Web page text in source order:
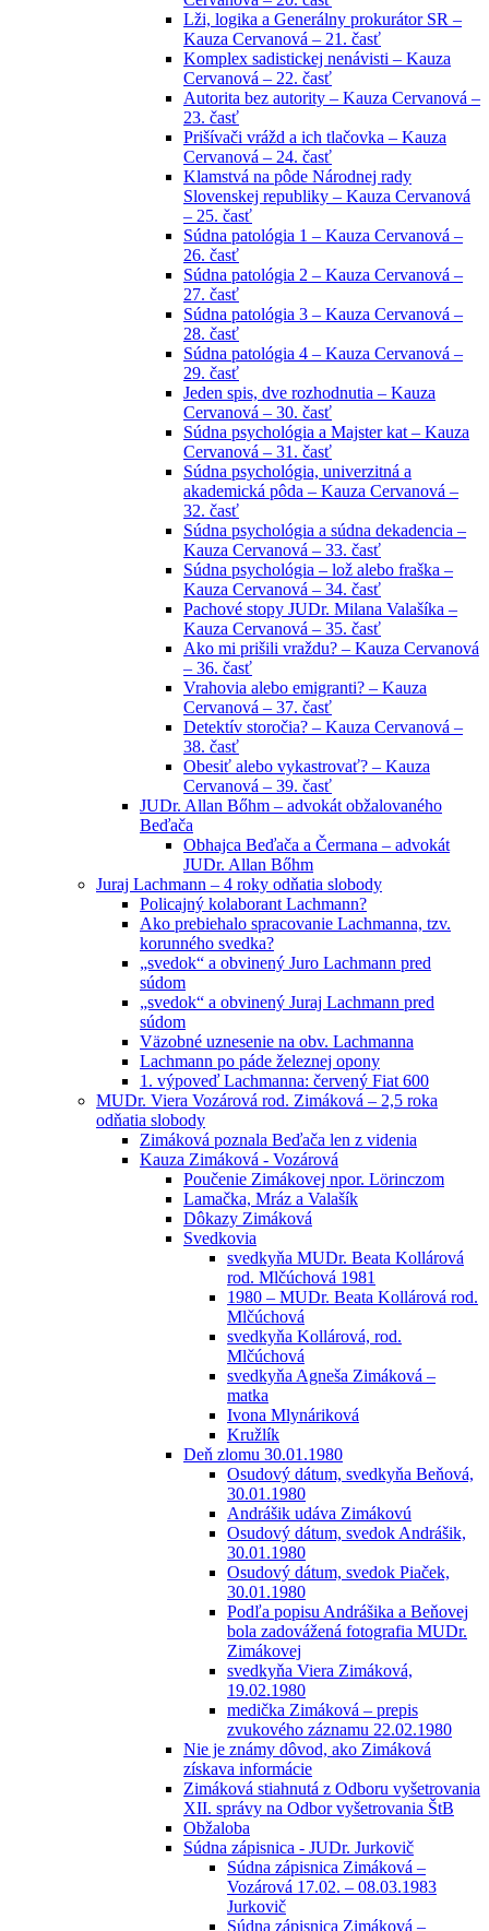
Lži, logika a Generálny prokurátor SR –
Kauza Cervanová – 21. časť
Komplex sadistickej nenávisti – Kauza
Cervanová – 22. časť
Autorita bez autority – Kauza Cervanová –
23. časť
Prišívači vrážd a ich tlačovka – Kauza
Cervanová – 24. časť
Klamstvá na pôde Národnej rady
Slovenskej republiky – Kauza Cervanová
– 25. časť
Súdna patológia 1 – Kauza Cervanová –
26. časť
Súdna patológia 2 – Kauza Cervanová –
27. časť
Súdna patológia 3 – Kauza Cervanová –
28. časť
Súdna patológia 4 – Kauza Cervanová –
29. časť
Jeden spis, dve rozhodnutia – Kauza
Cervanová – 30. časť
Súdna psychológia a Majster kat – Kauza
Cervanová – 31. časť
Súdna psychológia, univerzitná a
akademická pôda – Kauza Cervanová –
32. časť
Súdna psychológia a súdna dekadencia –
Kauza Cervanová – 33. časť
Súdna psychológia – lož alebo fraška –
Kauza Cervanová – 34. časť
Pachové stopy JUDr. Milana Valašíka –
Kauza Cervanová – 35. časť
Ako mi prišili vraždu? – Kauza Cervanová
– 36. časť
Vrahovia alebo emigranti? – Kauza
Cervanová – 37. časť
Detektív storočia? – Kauza Cervanová –
38. časť
Obesiť alebo vykastrovať? – Kauza
Cervanová – 39. časť
JUDr. Allan Bőhm – advokát obžalovaného
Beďača
Obhajca Beďača a Čermana – advokát
JUDr. Allan Bőhm
Juraj Lachmann – 4 roky odňatia slobody
Policajný kolaborant Lachmann?
Ako prebiehalo spracovanie Lachmanna, tzv.
korunného svedka?
„svedok“ a obvinený Juro Lachmann pred
súdom
„svedok“ a obvinený Juraj Lachmann pred
súdom
Väzobné uznesenie na obv. Lachmanna
Lachmann po páde železnej opony
1. výpoveď Lachmanna: červený Fiat 600
MUDr. Viera Vozárová rod. Zimáková – 2,5 roka
odňatia slobody
Zimáková poznala Beďača len z videnia
Kauza Zimáková - Vozárová
Poučenie Zimákovej npor. Lörinczom
Lamačka, Mráz a Valašík
Dôkazy Zimáková
Svedkovia
svedkyňa MUDr. Beata Kollárová
rod. Mlčúchová 1981
1980 – MUDr. Beata Kollárová rod.
Mlčúchová
svedkyňa Kollárová, rod.
Mlčúchová
svedkyňa Agneša Zimáková –
matka
Ivona Mlynáriková
Kružlík
Deň zlomu 30.01.1980
Osudový dátum, svedkyňa Beňová,
30.01.1980
Andrášik udáva Zimákovú
Osudový dátum, svedok Andrášik,
30.01.1980
Osudový dátum, svedok Piaček,
30.01.1980
Podľa popisu Andrášika a Beňovej
bola zadovážená fotografia MUDr.
Zimákovej
svedkyňa Viera Zimáková,
19.02.1980
medička Zimáková – prepis
zvukového záznamu 22.02.1980
Nie je známy dôvod, ako Zimáková
získava informácie
Zimáková stiahnutá z Odboru vyšetrovania
XII. správy na Odbor vyšetrovania ŠtB
Obžaloba
Súdna zápisnica - JUDr. Jurkovič
Súdna zápisnica Zimáková –
Vozárová 17.02. – 08.03.1983
Jurkovič
Súdna zápisnica Zimáková –